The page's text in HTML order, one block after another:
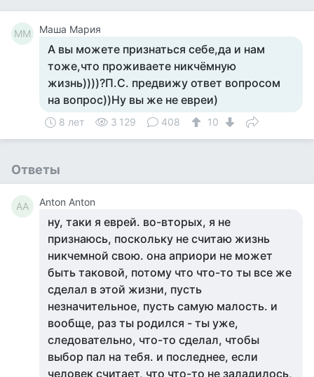
ММ Маша Мария
А вы можете признаться себе,да и нам
тоже,что проживаете никчёмную
жизнь))))?П.С. предвижу ответ вопросом
на вопрос))Ну вы же не евреи)
8 лет 3 129 408 10
Ответы
AA Anton Anton
ну, таки я еврей. во-вторых, я не
признаюсь, поскольку не считаю жизнь
никчемной свою. она априори не может
быть таковой, потому что что-то ты все же
сделал в этой жизни, пусть
незначительное, пусть самую малость. и
вообще, раз ты родился - ты уже,
следовательно, что-то сделал, чтобы
выбор пал на тебя. и последнее, если
человек считает, что что-то не заладилось,